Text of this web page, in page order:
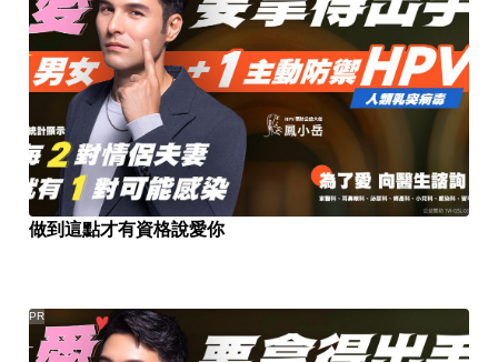
做到這點才有資格說愛你
PR